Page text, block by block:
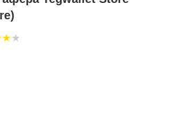
★★